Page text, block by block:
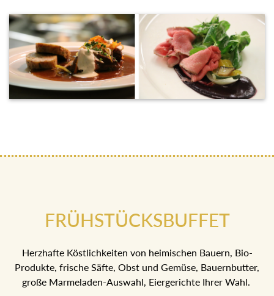
FRÜHSTÜCKSBUFFET
Herzhafte Köstlichkeiten von heimischen Bauern, Bio-
Produkte, frische Säfte, Obst und Gemüse, Bauernbutter,
große Marmeladen-Auswahl, Eiergerichte Ihrer Wahl.